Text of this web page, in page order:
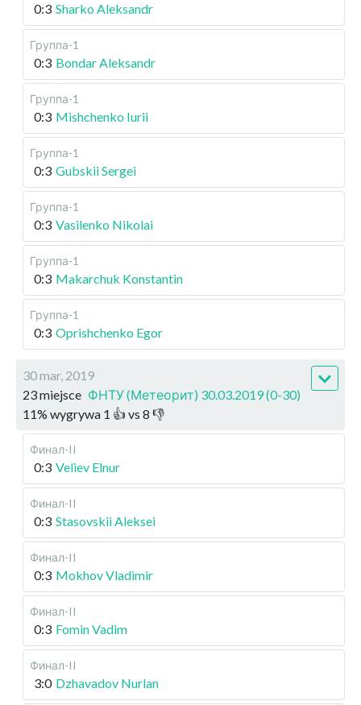
0:3 Sharko Aleksandr
Группа-1
0:3 Bondar Aleksandr
Группа-1
0:3 Mishchenko Iurii
Группа-1
0:3 Gubskii Sergei
Группа-1
0:3 Vasilenko Nikolai
Группа-1
0:3 Makarchuk Konstantin
Группа-1
0:3 Oprishchenko Egor
30 mar, 2019
23 miejsce ФНТУ (Метеорит) 30.03.2019 (0-30)
11% wygrywa 1 👍 vs 8 👎
Финал-II
0:3 Veliev Elnur
Финал-II
0:3 Stasovskii Aleksei
Финал-II
0:3 Mokhov Vladimir
Финал-II
0:3 Fomin Vadim
Финал-II
3:0 Dzhavadov Nurlan